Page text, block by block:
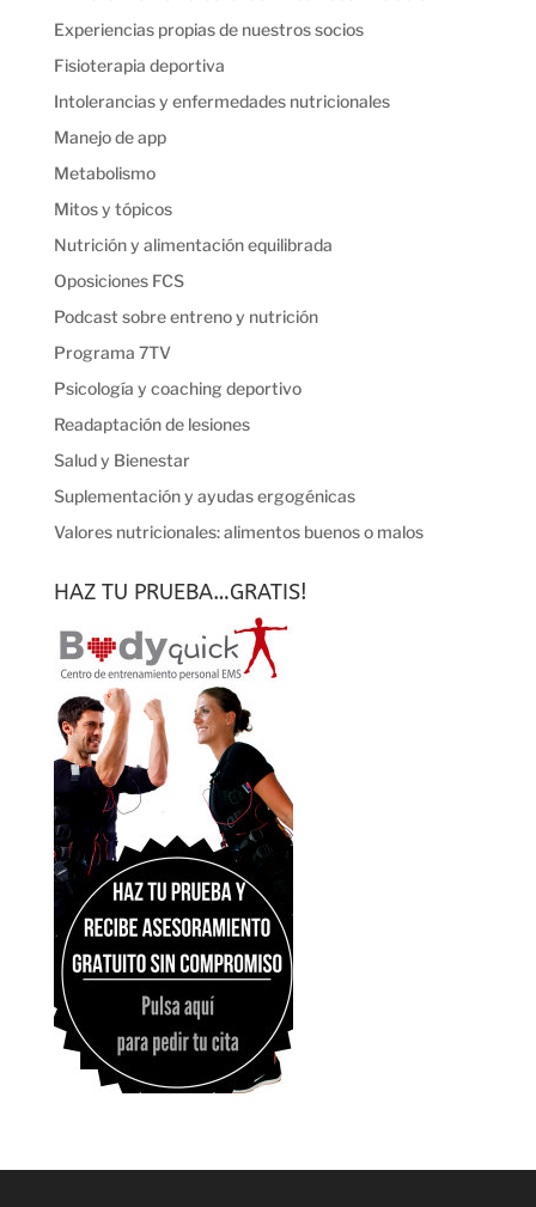
Experiencias propias de nuestros socios
Fisioterapia deportiva
Intolerancias y enfermedades nutricionales
Manejo de app
Metabolismo
Mitos y tópicos
Nutrición y alimentación equilibrada
Oposiciones FCS
Podcast sobre entreno y nutrición
Programa 7TV
Psicología y coaching deportivo
Readaptación de lesiones
Salud y Bienestar
Suplementación y ayudas ergogénicas
Valores nutricionales: alimentos buenos o malos
HAZ TU PRUEBA…GRATIS!